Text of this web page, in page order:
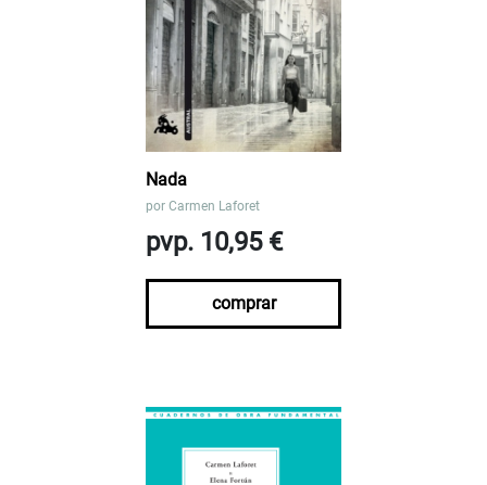
Nada
por Carmen Laforet
pvp. 10,95 €
comprar